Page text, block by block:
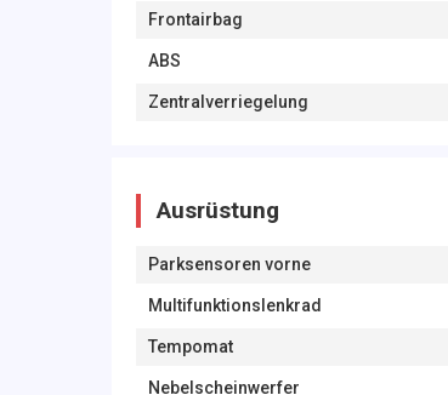
Frontairbag
ABS
Zentralverriegelung
Ausrüstung
Parksensoren vorne
Multifunktionslenkrad
Tempomat
Nebelscheinwerfer